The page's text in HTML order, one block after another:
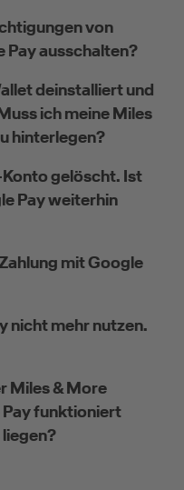
von
Pay ausschalten?
deinstalliert und
ich meine Miles
hinterlegen?
gelöscht. Ist
Pay weiterhin
mit Google
nicht mehr nutzen.
Miles & More
funktioniert